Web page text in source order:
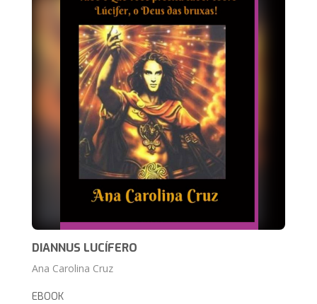
DIANNUS LUCÍFERO
Ana Carolina Cruz
EBOOK